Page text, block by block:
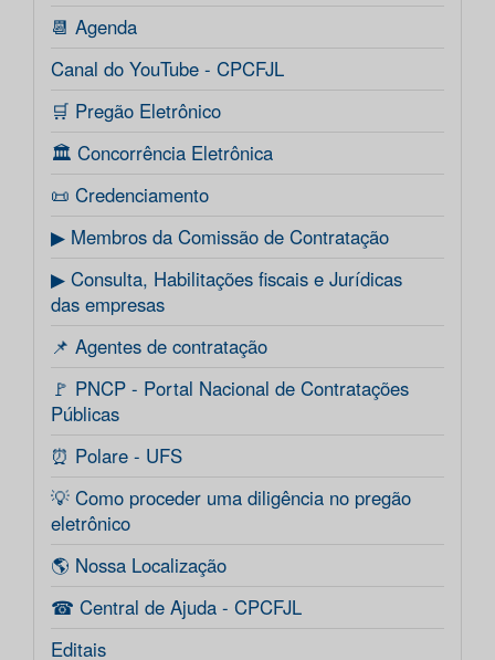
📆 Agenda
Canal do YouTube - CPCFJL
🛒 Pregão Eletrônico
🏛️ Concorrência Eletrônica
📜 Credenciamento
▶ Membros da Comissão de Contratação
▶ Consulta, Habilitações fiscais e Jurídicas
das empresas
📌 Agentes de contratação
🚩 PNCP - Portal Nacional de Contratações
Públicas
⏰ Polare - UFS
💡 Como proceder uma diligência no pregão
eletrônico
🌎 Nossa Localização
☎ Central de Ajuda - CPCFJL
Editais